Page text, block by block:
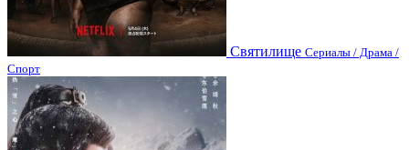
Святилище Сериалы / Драма /
Спорт